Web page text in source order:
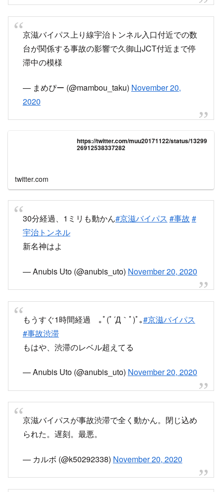
皆さまお気をつけてpic.twitter.com/ofHTHgmL5x
— raraisa (@raraisa20)November 21, 2020
京滋バイパス上り線宇治トンネル入口付近での数
台が関係する事故の影響で久御山JCT付近まで停
— まめぴー (@mambou_taku)November 20,
https://twitter.com/muu20171122/status/13299
twitter.com
30分経過、1ミリも動かん#京滋バイパス#事故#
宇治トンネル
新名神はよ
— Anubis Uto (@anubis_uto) November 20, 2020
もうすぐ1時間経過 ｡ﾟ(ﾟ´Д｀ﾟ)ﾟ｡#京滋バイパス
#事故渋滞
もはや、渋滞のレベル超えてる
— Anubis Uto (@anubis_uto)